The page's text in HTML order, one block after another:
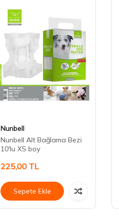
Nunbell
Nunbell Alt Bağlama Bezi
10'lu XS boy
225,00 TL
Sepete Ekle